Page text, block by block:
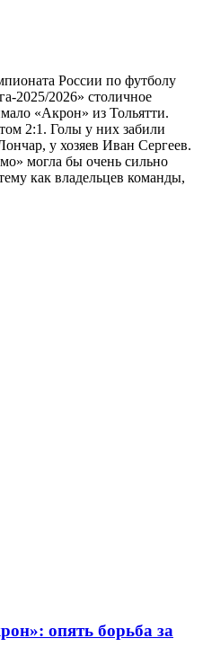
России по футболу
2025/2026» столичное
«Акрон» из Тольятти.
2:1. Голы у них забили
у хозяев Иван Сергеев.
могла бы очень сильно
как владельцев команды,
опять борьба за